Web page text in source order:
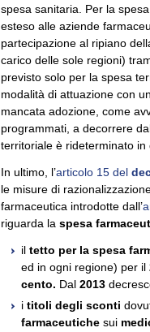
spesa sanitaria. Per la
esteso alle aziende
partecipazione al ripiano
carico delle sole regioni)
previsto solo per la spesa
modalità di attuazione con
mancata adozione, come
programmati, a decorrere
territoriale è rideterminato in
In ultimo, l’articolo 15 del
le misure di
farmaceutica introdotte dall’
riguarda la spesa
il tetto per la spesa
ed in ogni regione) per il
cento. Dal 2013
i titoli degli sconti
farmaceutiche sui